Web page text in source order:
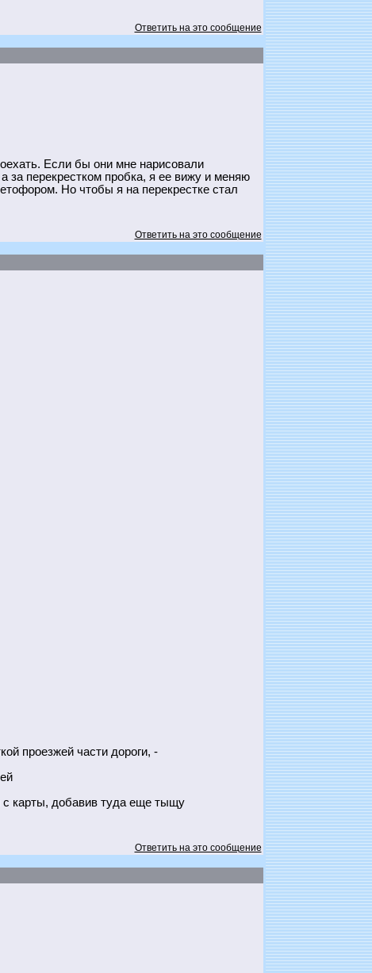
Ответить на это сообщение
Если бы они мне нарисовали
за перекрестком пробка, я ее вижу и меняю
Но чтобы я на перекрестке стал
Ответить на это сообщение
проезжей части дороги, -
с карты, добавив туда еще тыщу
Ответить на это сообщение